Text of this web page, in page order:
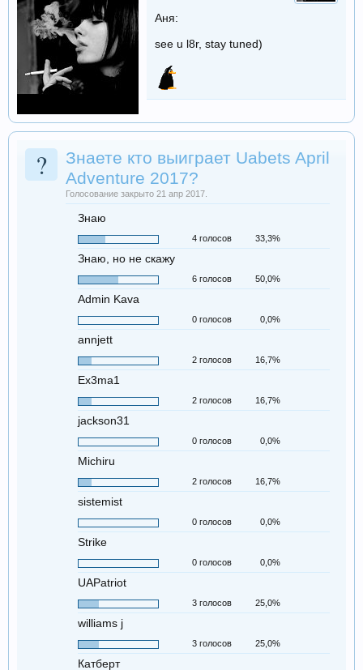
Аня:
see u l8r, stay tuned)
?
Знаете кто выиграет Uabets April
Adventure 2017?
Голосование закрыто 21 апр 2017.
Знаю
4 голосов 33,3%
Знаю, но не скажу
6 голосов 50,0%
Admin Kava
0 голосов 0,0%
annjett
2 голосов 16,7%
Ex3ma1
2 голосов 16,7%
jackson31
0 голосов 0,0%
Michiru
2 голосов 16,7%
sistemist
0 голосов 0,0%
Strike
0 голосов 0,0%
UAPatriot
3 голосов 25,0%
williams j
3 голосов 25,0%
Катберт